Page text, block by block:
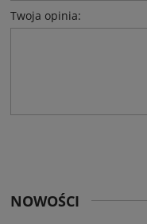
Twoja opinia:
NOWOŚCI